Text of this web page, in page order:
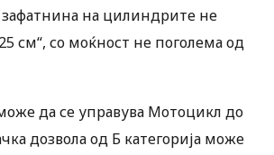
на цилиндрите не
см“, со моќност не поголема од
да се управува Мотоцикл до
дозвола од Б категорија може